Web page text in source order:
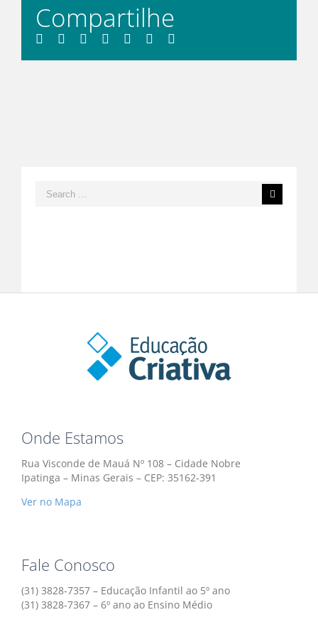
Compartilhe
Facebook
TwitterLinkedInWhatsapp
TumblrPinterest
Search
for:
Onde Estamos
Rua Visconde de Mauá Nº 108 – Cidade Nobre
Ipatinga – Minas Gerais – CEP: 35162-391
Ver no Mapa
Fale Conosco
(31) 3828-7357 – Educação Infantil ao 5º ano
(31) 3828-7367 – 6º ano ao Ensino Médio